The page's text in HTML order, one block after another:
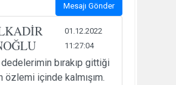
Mesajı Gönder
01.12.2022
11:27:04
bırakıp gittiği
özlemi içinde kalmışım.